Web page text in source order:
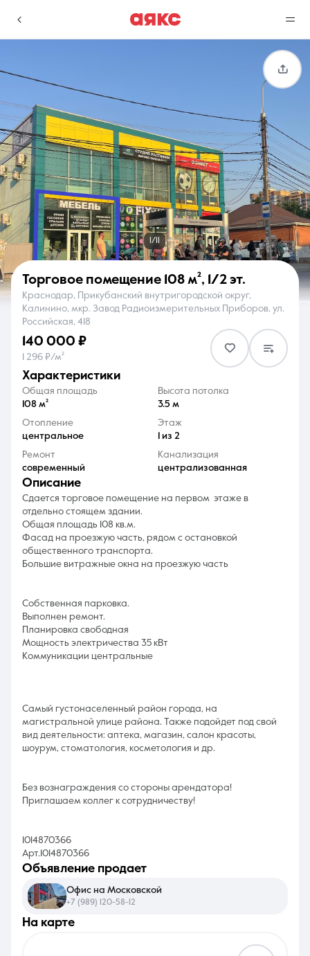
Избранное
0 объявлений
Сравнение
0 объявлений
Недвижимость Услуги
О компании Контакты
8 (861) 297-00-00
Ежедневно с 08:30 до 20:00
1/11
Торговое помещение 108 м², 1/2 эт.
Краснодар, Прикубанский внутригородской округ,
Калинино, мкр. Завод Радиоизмерительных Приборов, ул.
Российская, 418
140 000 ₽
1 296 ₽/м²
характеристики
Общая площадь
108 м²
Высота потолка
3.5 м
Отопление
центральное
Этаж
1 из 2
Ремонт
современный
Канализация
централизованная
описание
Сдается торговое помещение на первом этаже в
отдельно стоящем здании.
Общая площадь 108 кв.м.
Фасад на проезжую часть, рядом с остановкой
общественного транспорта.
Большие витражные окна на проезжую часть
Собственная парковка.
Выполнен ремонт.
Планировка свободная
Мощность электричества 35 кВт
Коммуникации центральные
Самый густонаселенный район города, на
магистральной улице района. Также подойдет под свой
вид деятельности: аптека, магазин, салон красоты,
шоурум, стоматология, косметология и др.
Без вознаграждения со стороны арендатора!
Приглашаем коллег к сотрудничеству!
1014870366
Арт.1014870366
на карте
объявление продает
Офис на Московской
+7 (989) 120-58-12